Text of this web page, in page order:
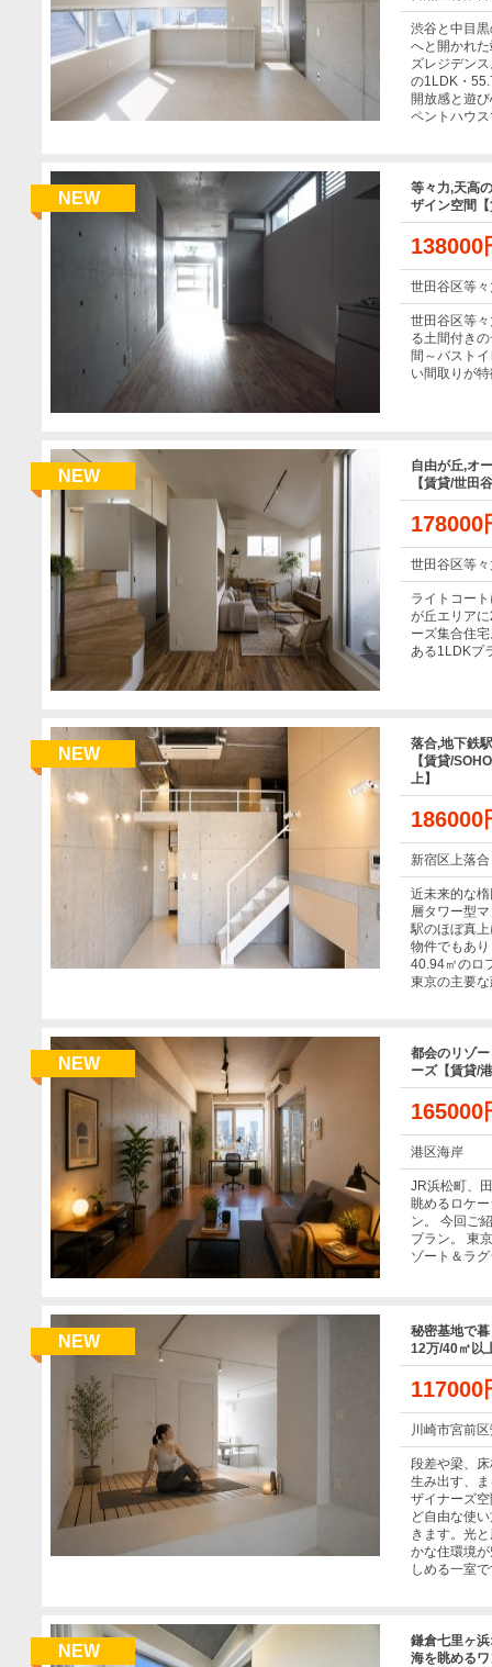
渋谷と中目
へと開かれ
ズレジデン
の1LDK・
開放感と遊
ペントハウ
NEW
等々力,天高
ザイン空間
世田谷区等
世田谷区等
る土間付き
間～バスト
い間取りが
NEW
自由が丘,オ
【賃貸/世田
世田谷区等
ライトコー
が丘エリア
ーズ集合住
ある1LDKプ
NEW
落合,地下鉄
【賃貸/
上】
新宿区上落合
近未来的な
層タワー型
駅のほぼ真
物件でもあ
40.94㎡のロ
東京の主要
NEW
都会のリゾ
ーズ【賃貸/
港区海岸
JR浜松町、
眺めるロケ
ン。 今回ご
プラン。 東
ゾート＆ラ
NEW
秘密基地で
12万/40㎡以
川崎市宮前
段差や梁、
生み出す、
ザイナーズ
ど自由な使
きます。光
かな住環境
しめる一室
NEW
鎌倉七里ヶ
海を眺める